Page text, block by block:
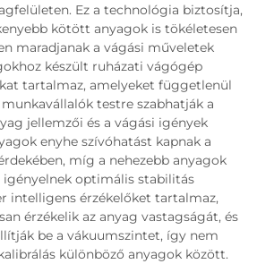
Ez a technológia biztosítja,
kötött anyagok is tökéletesen
maradjanak a vágási műveletek
készült ruházati vágógép
tartalmaz, amelyeket függetlenül
testre szabhatják a
jellemzői és a vágási igények
enyhe szívóhatást kapnak a
míg a nehezebb anyagok
optimális stabilitás
intelligens érzékelőket tartalmaz,
érzékelik az anyag vastagságát, és
be a vákuumszintet, így nem
különböző anyagok között.